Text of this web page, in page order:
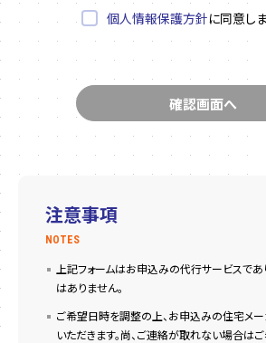
個人情報保護方針に同意しま
注意事項
NOTES
上記フォームはお申込みの代行サービスであ
はありません。
ご希望日時を調整の上、お申込みの住宅メ
いただきます。尚、ご連絡が取れない場合は